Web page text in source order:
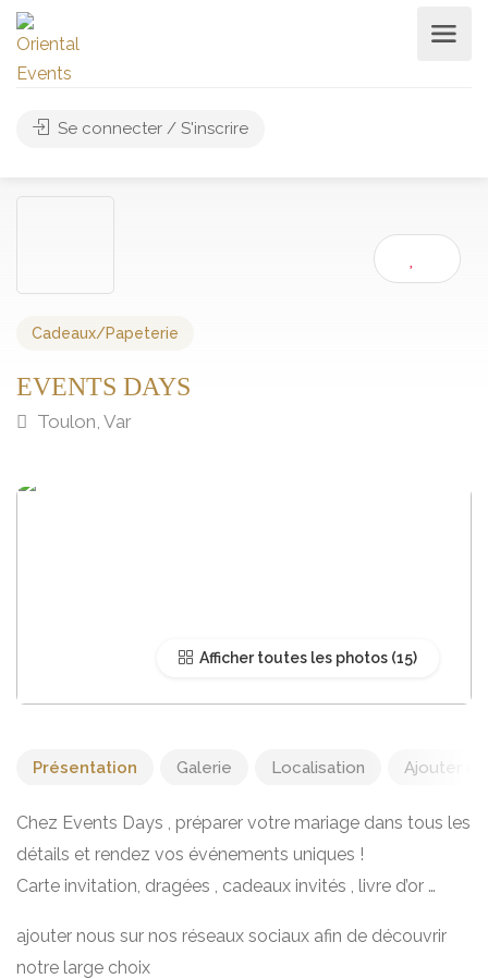
Se connecter / S'inscrire
Cadeaux/Papeterie
EVENTS DAYS
Toulon, Var
Afficher toutes les photos
Présentation Galerie Localisation Ajouter un
Chez Events Days , préparer votre mariage dans tous les
détails et rendez vos événements uniques !
Carte invitation, dragées , cadeaux invités , livre d’or …
ajouter nous sur nos réseaux sociaux afin de découvrir
notre large choix